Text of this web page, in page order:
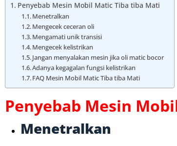
Penyebab Mesin Mobil Matic Tiba tiba Mati
Menetralkan
Mengecek ceceran oli
Mengamati unik transisi
Mengecek kelistrikan
Jangan menyalakan mesin jika oli matic bocor
Adanya kegagalan fungsi kelistrikan
FAQ Mesin Mobil Matic Tiba tiba Mati
Penyebab Mesin
Menetralkan